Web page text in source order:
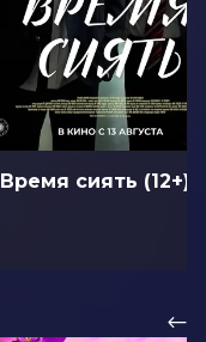
Время сиять (12+)